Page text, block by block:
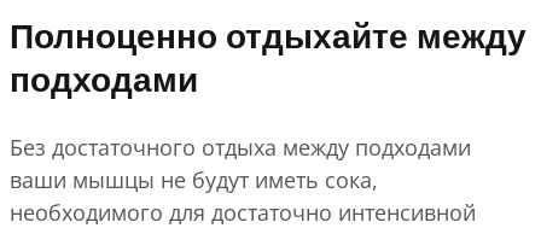
Полноценно отдыхайте между
подходами
Без достаточного отдыха между подходами
ваши мышцы не будут иметь сока,
необходимого для достаточно интенсивной